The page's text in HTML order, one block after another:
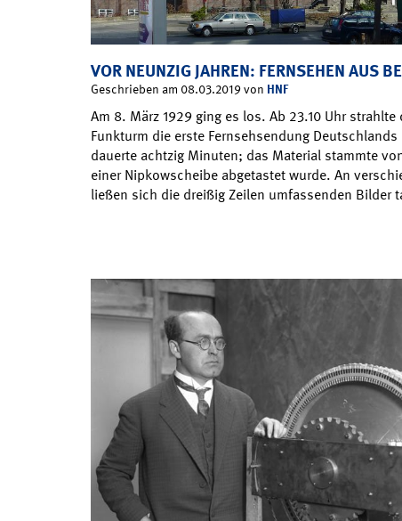
VOR NEUNZIG JAHREN: FERNSEHEN AUS
Geschrieben am 08.03.2019 von HNF
Am 8. März 1929 ging es los. Ab 23.10 Uhr
Funkturm die erste Fernsehsendung
dauerte achtzig Minuten; das Material stammte
einer Nipkowscheibe abgetastet wurde. An
ließen sich die dreißig Zeilen umfassenden Bilder